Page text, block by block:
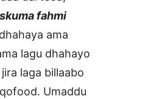
fahmi
ama
lagu dhahayo
laga billaabo
Umaddu